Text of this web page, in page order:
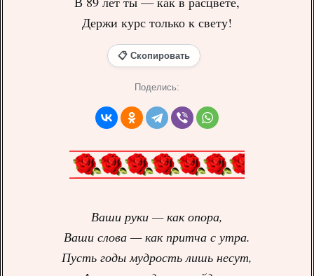
Держи курс только к свету!
📋 Скопировать
Поделись:
Ваши руки — как опора,
Ваши слова — как притча с утра.
Пусть годы мудрость лишь несут,